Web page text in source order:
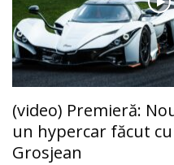
(video) Premieră:
un hypercar făcut
Grosjean